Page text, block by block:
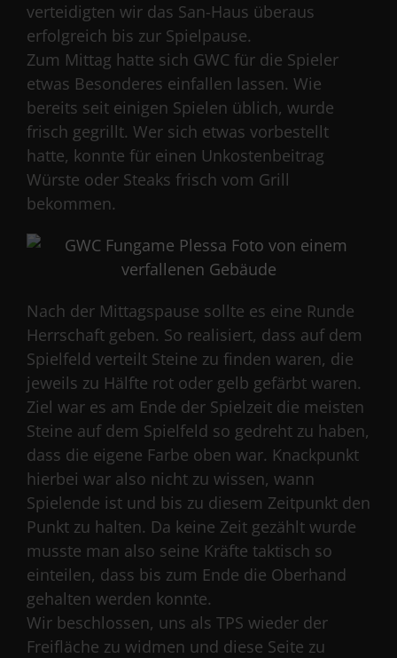
verteidigten wir das San-Haus überaus
erfolgreich bis zur Spielpause.
Zum Mittag hatte sich GWC für die Spieler
etwas Besonderes einfallen lassen. Wie
bereits seit einigen Spielen üblich, wurde
frisch gegrillt. Wer sich etwas vorbestellt
hatte, konnte für einen Unkostenbeitrag
Würste oder Steaks frisch vom Grill
bekommen.
Nach der Mittagspause sollte es eine Runde
Herrschaft geben. So realisiert, dass auf dem
Spielfeld verteilt Steine zu finden waren, die
jeweils zu Hälfte rot oder gelb gefärbt waren.
Ziel war es am Ende der Spielzeit die meisten
Steine auf dem Spielfeld so gedreht zu haben,
dass die eigene Farbe oben war. Knackpunkt
hierbei war also nicht zu wissen, wann
Spielende ist und bis zu diesem Zeitpunkt den
Punkt zu halten. Da keine Zeit gezählt wurde
musste man also seine Kräfte taktisch so
einteilen, dass bis zum Ende die Oberhand
gehalten werden konnte.
Wir beschlossen, uns als TPS wieder der
Freifläche zu widmen und diese Seite zu